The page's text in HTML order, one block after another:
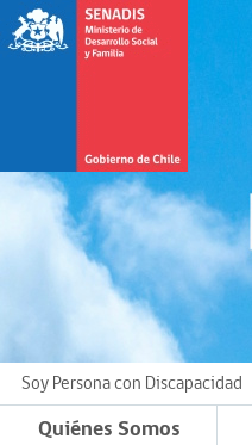
Soy Persona con Discapacidad
Quiénes Somos